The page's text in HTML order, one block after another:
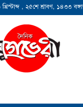
, ২৫শে শ্রাবণ, ১৪৩৩